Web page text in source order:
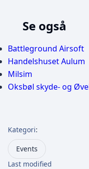
Se også
Battleground Airsoft
Handelshuset Aulum
Milsim
Oksbøl skyde- og
Kategori:
Events
Last modified